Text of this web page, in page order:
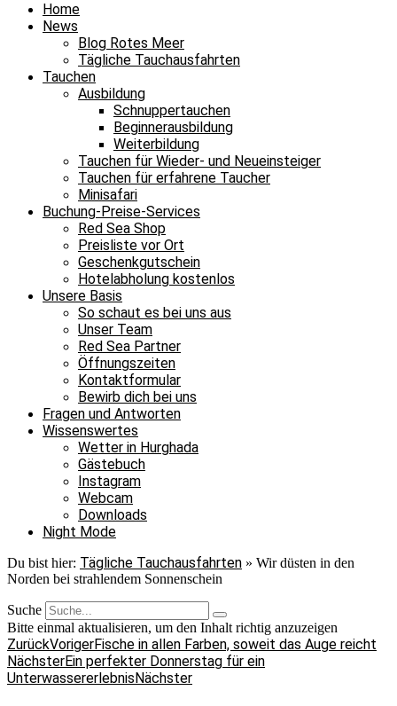
Home
News
Blog Rotes Meer
Tägliche Tauchausfahrten
Tauchen
Ausbildung
Schnuppertauchen
Beginnerausbildung
Weiterbildung
Tauchen für Wieder- und Neueinsteiger
Tauchen für erfahrene Taucher
Minisafari
Buchung-Preise-Services
Red Sea Shop
Preisliste vor Ort
Geschenkgutschein
Hotelabholung kostenlos
Unsere Basis
So schaut es bei uns aus
Unser Team
Red Sea Partner
Öffnungszeiten
Kontaktformular
Bewirb dich bei uns
Fragen und Antworten
Wissenswertes
Wetter in Hurghada
Gästebuch
Instagram
Webcam
Downloads
Night Mode
Du bist hier: Tägliche Tauchausfahrten » Wir düsten in den
Norden bei strahlendem Sonnenschein
Suche
Bitte einmal aktualisieren, um den Inhalt richtig anzuzeigen
ZurückVorigerFische in allen Farben, soweit das Auge reicht
NächsterEin perfekter Donnerstag für ein
UnterwassererlebnisNächster